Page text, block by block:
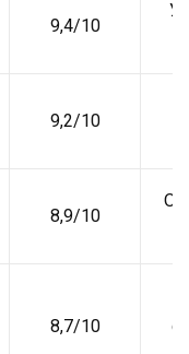
9,4/10
9,2/10
8,9/10
8,7/10